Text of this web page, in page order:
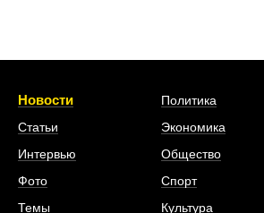
Новости
Статьи
Интервью
Фото
Темы
Политика
Экономика
Общество
Спорт
Культура